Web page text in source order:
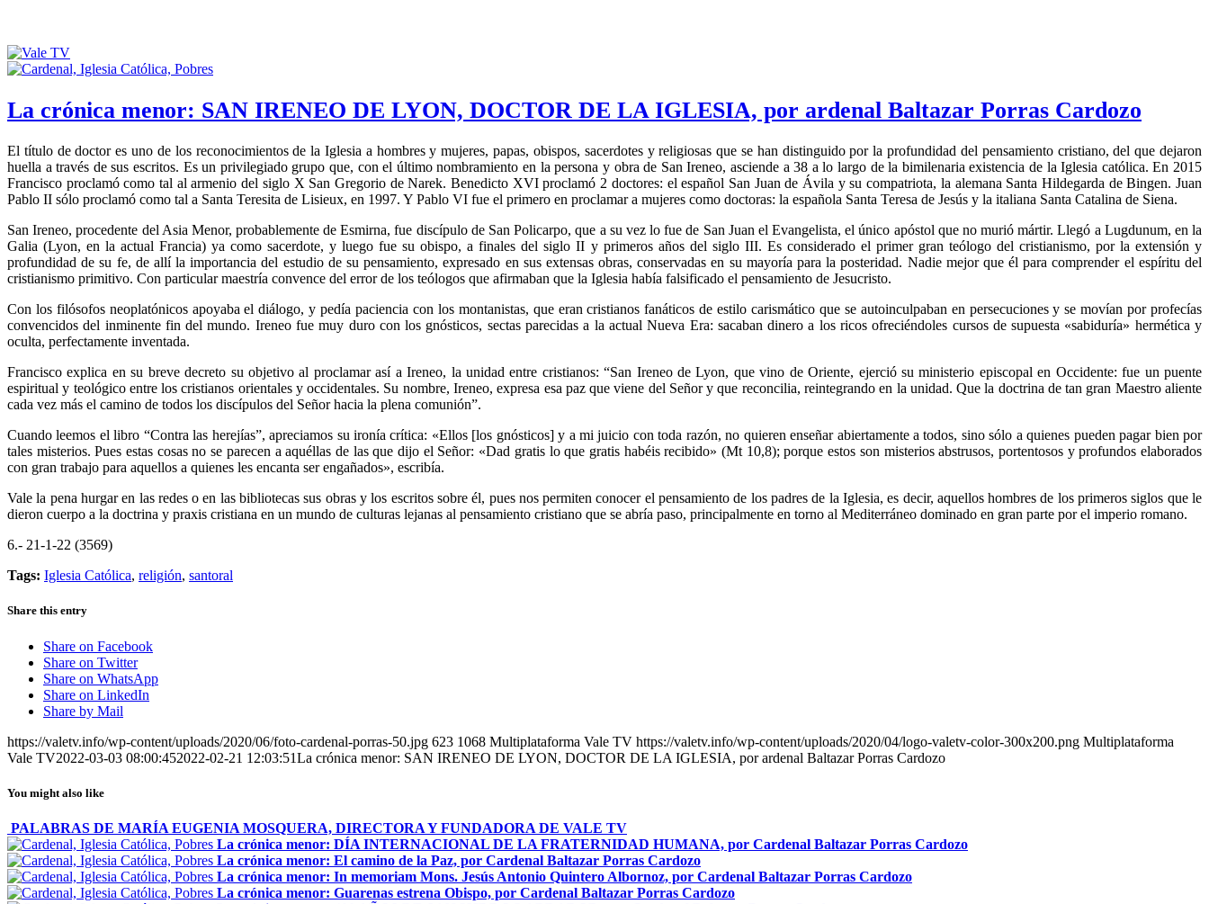
La crónica menor: SAN IRENEO DE LYON, DOCTOR DE LA IGLESIA, por ardenal Baltazar Porras Cardozo
El título de doctor es uno de los reconocimientos de la Iglesia a hombres y mujeres, papas, obispos, sacerdotes y religiosas que se han distinguido por la profundidad del pensamiento cristiano, del que dejaron
huella a través de sus escritos. Es un privilegiado grupo que, con el último nombramiento en la persona y obra de San Ireneo, asciende a 38 a lo largo de la bimilenaria existencia de la Iglesia católica. En 2015
Francisco proclamó como tal al armenio del siglo X San Gregorio de Narek. Benedicto XVI proclamó 2 doctores: el español San Juan de Ávila y su compatriota, la alemana Santa Hildegarda de Bingen. Juan
Pablo II sólo proclamó como tal a Santa Teresita de Lisieux, en 1997. Y Pablo VI fue el primero en proclamar a mujeres como doctoras: la española Santa Teresa de Jesús y la italiana Santa Catalina de Siena.
San Ireneo, procedente del Asia Menor, probablemente de Esmirna, fue discípulo de San Policarpo, que a su vez lo fue de San Juan el Evangelista, el único apóstol que no murió mártir. Llegó a Lugdunum, en la
Galia (Lyon, en la actual Francia) ya como sacerdote, y luego fue su obispo, a finales del siglo II y primeros años del siglo III. Es considerado el primer gran teólogo del cristianismo, por la extensión y
profundidad de su fe, de allí la importancia del estudio de su pensamiento, expresado en sus extensas obras, conservadas en su mayoría para la posteridad. Nadie mejor que él para comprender el espíritu del
cristianismo primitivo. Con particular maestría convence del error de los teólogos que afirmaban que la Iglesia había falsificado el pensamiento de Jesucristo.
Con los filósofos neoplatónicos apoyaba el diálogo, y pedía paciencia con los montanistas, que eran cristianos fanáticos de estilo carismático que se autoinculpaban en persecuciones y se movían por profecías
convencidos del inminente fin del mundo. Ireneo fue muy duro con los gnósticos, sectas parecidas a la actual Nueva Era: sacaban dinero a los ricos ofreciéndoles cursos de supuesta «sabiduría» hermética y
oculta, perfectamente inventada.
Francisco explica en su breve decreto su objetivo al proclamar así a Ireneo, la unidad entre cristianos: “San Ireneo de Lyon, que vino de Oriente, ejerció su ministerio episcopal en Occidente: fue un puente
espiritual y teológico entre los cristianos orientales y occidentales. Su nombre, Ireneo, expresa esa paz que viene del Señor y que reconcilia, reintegrando en la unidad. Que la doctrina de tan gran Maestro aliente
cada vez más el camino de todos los discípulos del Señor hacia la plena comunión”.
Cuando leemos el libro “Contra las herejías”, apreciamos su ironía crítica: «Ellos [los gnósticos] y a mi juicio con toda razón, no quieren enseñar abiertamente a todos, sino sólo a quienes pueden pagar bien por
tales misterios. Pues estas cosas no se parecen a aquéllas de las que dijo el Señor: «Dad gratis lo que gratis habéis recibido» (Mt 10,8); porque estos son misterios abstrusos, portentosos y profundos elaborados
con gran trabajo para aquellos a quienes les encanta ser engañados», escribía.
Vale la pena hurgar en las redes o en las bibliotecas sus obras y los escritos sobre él, pues nos permiten conocer el pensamiento de los padres de la Iglesia, es decir, aquellos hombres de los primeros siglos que le
dieron cuerpo a la doctrina y praxis cristiana en un mundo de culturas lejanas al pensamiento cristiano que se abría paso, principalmente en torno al Mediterráneo dominado en gran parte por el imperio romano.
6.- 21-1-22 (3569)
Tags: Iglesia Católica, religión, santoral
Share this entry
Share on Facebook
Share on Twitter
Share on WhatsApp
Share on LinkedIn
Share by Mail
https://valetv.info/wp-content/uploads/2020/06/foto-cardenal-porras-50.jpg 623 1068 Multiplataforma Vale TV https://valetv.info/wp-content/uploads/2020/04/logo-valetv-color-300x200.png Multiplataforma
Vale TV2022-03-03 08:00:452022-02-21 12:03:51La crónica menor: SAN IRENEO DE LYON, DOCTOR DE LA IGLESIA, por ardenal Baltazar Porras Cardozo
You might also like
PALABRAS DE MARÍA EUGENIA MOSQUERA, DIRECTORA Y FUNDADORA DE VALE TV
La crónica menor: DÍA INTERNACIONAL DE LA FRATERNIDAD HUMANA, por Cardenal Baltazar Porras Cardozo
La crónica menor: El camino de la Paz, por Cardenal Baltazar Porras Cardozo
La crónica menor: In memoriam Mons. Jesús Antonio Quintero Albornoz, por Cardenal Baltazar Porras Cardozo
La crónica menor: Guarenas estrena Obispo, por Cardenal Baltazar Porras Cardozo